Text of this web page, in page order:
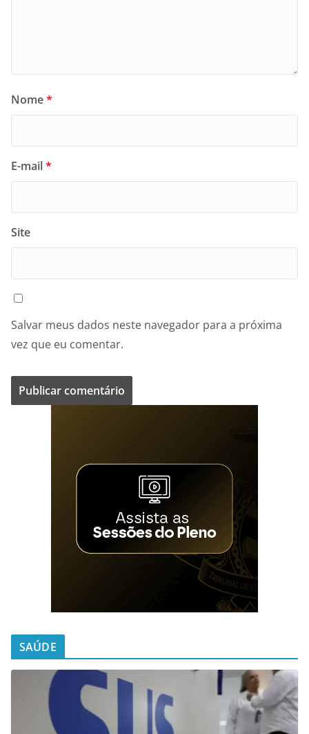
Nome*
E-mail*
Site
Salvar meus dados neste navegador para a próxima
vez que eu comentar.
SAÚDE